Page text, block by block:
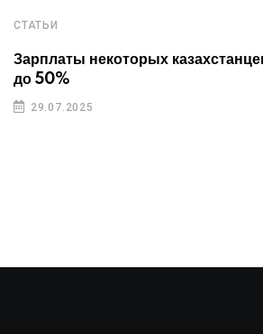
СТАТЬИ
Зарплаты некоторых
до 50%
29.07.2025